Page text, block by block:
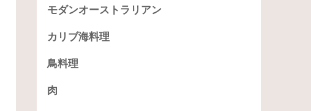
モダンオーストラリアン
カリブ海料理
鳥料理
肉